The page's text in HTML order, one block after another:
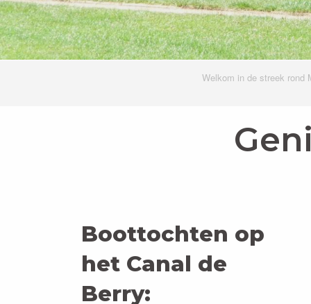
Welkom in de streek rond
Boottochten op
het Canal de
Berry: